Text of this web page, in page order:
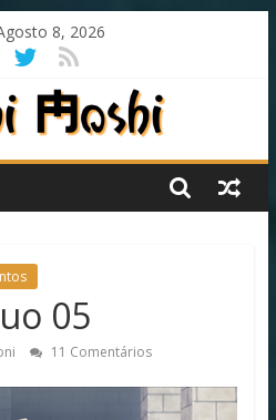
8, 2026
05
11 Comentários